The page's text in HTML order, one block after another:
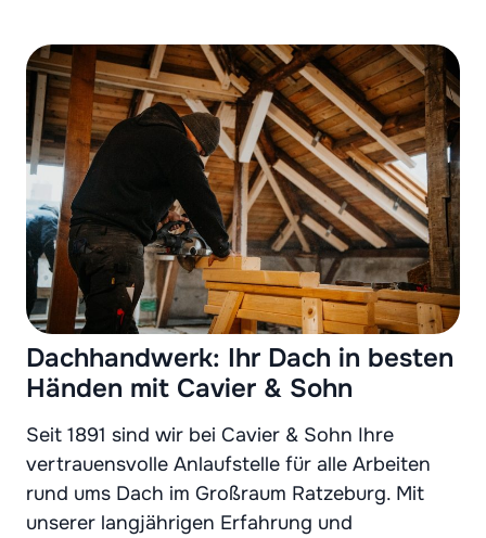
Dachhandwerk: Ihr Dach in besten
Händen mit Cavier & Sohn
Seit 1891 sind wir bei Cavier & Sohn Ihre
vertrauensvolle Anlaufstelle für alle Arbeiten
rund ums Dach im Großraum Ratzeburg. Mit
unserer langjährigen Erfahrung und